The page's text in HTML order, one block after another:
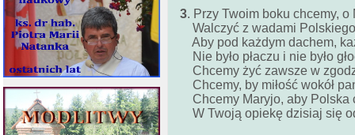
3. Przy Twoim boku chcemy, o
Walczyć z wadami
Aby pod każdym dachem,
Nie było płaczu i nie było
Chcemy żyć zawsze w
Chcemy, by miłość wokół
Chcemy Maryjo, aby Polska
W Twoją opiekę dzisiaj się